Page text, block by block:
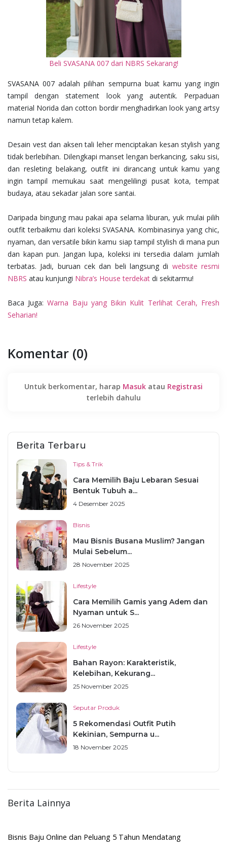
Beli SVASANA 007 dari NBRS Sekarang!
SVASANA 007 adalah pilihan sempurna buat kamu yang ingin
tampil dengan statement look yang autentik. Perpaduan
material Norida dan cotton bordir menghadirkan look yang artsy
namun tetap kalem.
Desain vest dan aksen tali leher menciptakan kesan stylish yang
tidak berlebihan. Dilengkapi manset lengan berkancing, saku sisi,
dan resleting belakang, outfit ini dirancang untuk kamu yang
ingin tampil memukau saat mengelilingi pusat kota, tempat
budaya, atau sekadar jalan sore santai.
Daripada bingung mau pakai apa selama liburan, yuk mulai pilih
outfit terbaikmu dari koleksi SVASANA. Kombinasinya yang chic,
nyaman, dan versatile bikin kamu siap tampil stylish di mana pun
dan kapan pun. Jangan lupa, koleksi ini tersedia dalam jumlah
terbatas. Jadi, buruan cek dan beli langsung di website resmi
NBRS atau kunjungi Nibra’s House terdekat di sekitarmu!
Baca Juga:Warna Baju yang Bikin Kulit Terlihat Cerah, Fresh
Seharian!
Komentar (0)
Untuk berkomentar, harap Masuk atau Registrasi
terlebih dahulu
Berita Terbaru
Tips & Trik
Cara Memilih Baju Lebaran Sesuai
Bentuk Tubuh a...
4 Desember 2025
Bisnis
Mau Bisnis Busana Muslim? Jangan
Mulai Sebelum...
28 November 2025
Lifestyle
Cara Memilih Gamis yang Adem dan
Nyaman untuk S...
26 November 2025
Lifestyle
Bahan Rayon: Karakteristik,
Kelebihan, Kekurang...
25 November 2025
Seputar Produk
5 Rekomendasi Outfit Putih
Kekinian, Sempurna u...
18 November 2025
Berita Lainnya
Bisnis Baju Online dan Peluang 5 Tahun Mendatang